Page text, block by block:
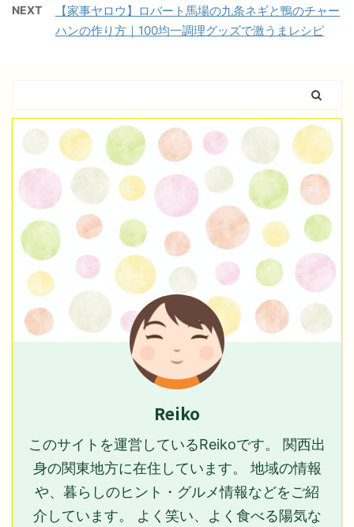
NEXT
【家事ヤロウ】ロバート馬場の九条ネギと鴨のチャー
ハンの作り方｜100均一調理グッズで激うまレシピ
Reiko
このサイトを運営しているReikoです。 関西出
身の関東地方に在住しています。 地域の情報
や、暮らしのヒント・グルメ情報などをご紹
介しています。 よく笑い、よく食べる陽気な